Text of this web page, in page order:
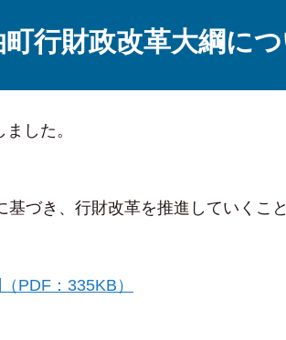
行財政改革大綱に
した。
づき、行財改革を推進していくこ
PDF：335KB）